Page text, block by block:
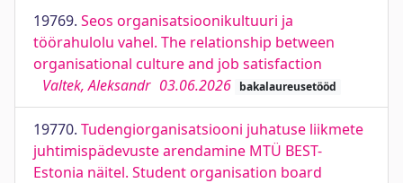
19769. Seos organisatsioonikultuuri ja
töörahulolu vahel. The relationship between
organisational culture and job satisfaction
Valtek, Aleksandr 03.06.2026 bakalaureusetööd
19770. Tudengiorganisatsiooni juhatuse liikmete
juhtimispädevuste arendamine MTÜ BEST-
Estonia näitel. Student organisation board